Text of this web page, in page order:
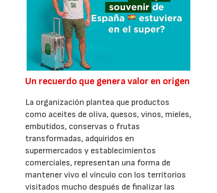
Un recuerdo que genera valor en origen
La organización plantea que productos
como aceites de oliva, quesos, vinos, mieles,
embutidos, conservas o frutas
transformadas, adquiridos en
supermercados y establecimientos
comerciales, representan una forma de
mantener vivo el vínculo con los territorios
visitados mucho después de finalizar las